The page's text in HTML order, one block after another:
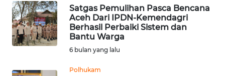
Satgas Pemulihan Pasca Bencana
Aceh Dari IPDN-Kemendagri
Berhasil Perbaiki Sistem dan
Bantu Warga
6 bulan yang lalu
Polhukam
WN
JATENG
WN